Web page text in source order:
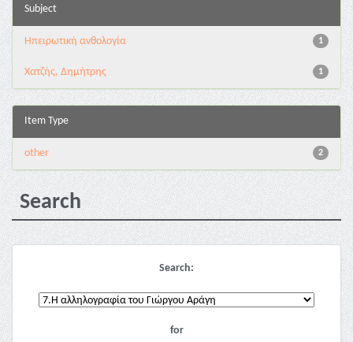
Subject
1
Ηπειρωτική ανθολογία
1
Χατζής, Δημήτρης
Item Type
2
other
Search
Search:
for